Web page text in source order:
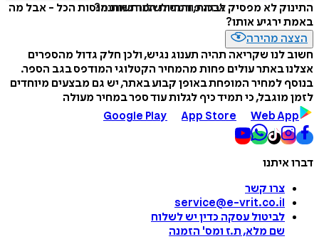
איזה פורמט לשלוח כמתנה?
התינוק לא מפסיק לבכות, והחיות המותשות מנסות הכל - אבל מה
באמת ירגיע אותו?
הצצה מהירה
חשוב לנו שקריאה תהיה תענוג נגיש, ולכן חלק גדול מהספרים
אצלנו באתר עולים פחות מהמחיר הקטלוגי המודפס בגב הספר.
בנוסף למחיר המופחת באופן קבוע באתר, יש גם מבצעים מיוחדים
לזמן מוגבל, כי תמיד כיף לגלות עוד ספר במחיר מעולה
Google Play
App Store Web App
דברו איתנו
צרו קשר
service@e-vrit.co.il
לביטול עסקה כדין יש לשלוח
שם מלא, ת.ז ומס' הזמנה